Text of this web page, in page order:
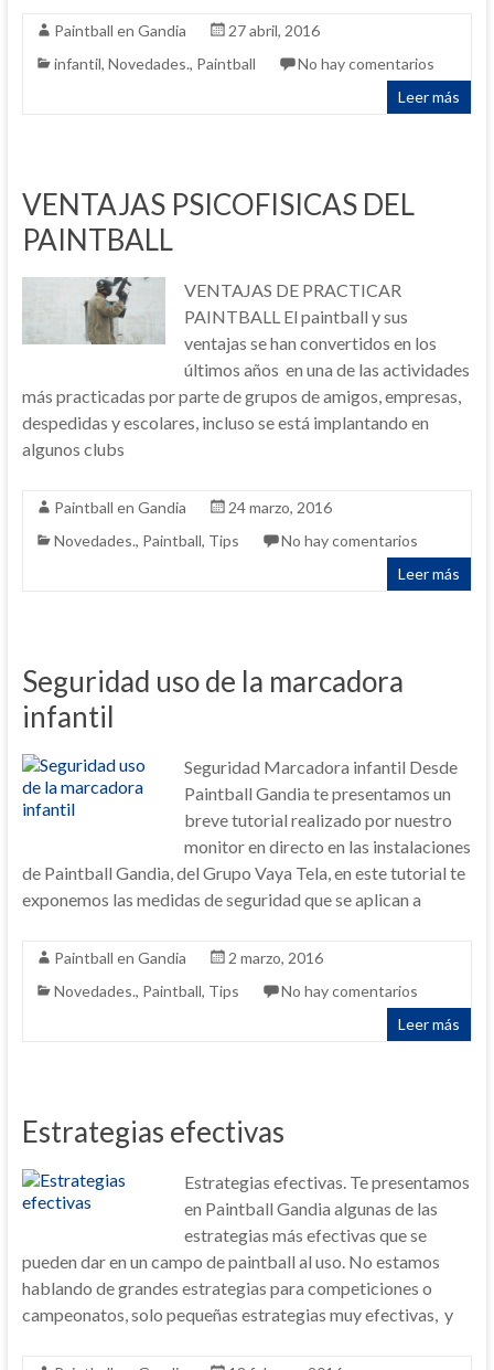
Paintball en Gandia
27 abril, 2016
infantil, Novedades., Paintball
No hay comentarios
Leer más
VENTAJAS PSICOFISICAS DEL
PAINTBALL
VENTAJAS DE PRACTICAR
PAINTBALL El paintball y sus
ventajas se han convertidos en los
últimos años en una de las actividades
más practicadas por parte de grupos de amigos, empresas,
despedidas y escolares, incluso se está implantando en
algunos clubs
Paintball en Gandia
24 marzo, 2016
Novedades., Paintball, Tips
No hay comentarios
Leer más
Seguridad uso de la marcadora
infantil
Seguridad Marcadora infantil Desde
Paintball Gandia te presentamos un
breve tutorial realizado por nuestro
monitor en directo en las instalaciones
de Paintball Gandia, del Grupo Vaya Tela, en este tutorial te
exponemos las medidas de seguridad que se aplican a
Paintball en Gandia
2 marzo, 2016
Novedades., Paintball, Tips
No hay comentarios
Leer más
Estrategias efectivas
Estrategias efectivas. Te presentamos
en Paintball Gandia algunas de las
estrategias más efectivas que se
pueden dar en un campo de paintball al uso. No estamos
hablando de grandes estrategias para competiciones o
campeonatos, solo pequeñas estrategias muy efectivas, y